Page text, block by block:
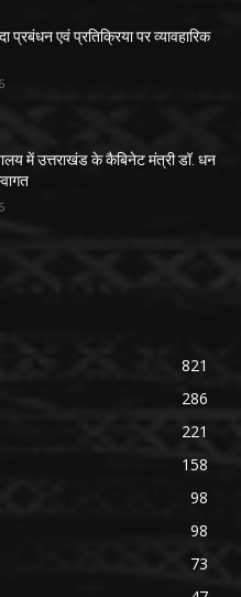
प्रबंधन एवं प्रतिक्रिया पर व्यावहारिक
में उत्तराखंड के कैबिनेट मंत्री डॉ. धन
821
286
221
158
98
98
73